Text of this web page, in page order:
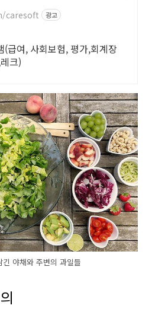
caresoft 광고
(급여, 사회보험, 평가,회계장
크)
긴 야채와 주변의 과일들